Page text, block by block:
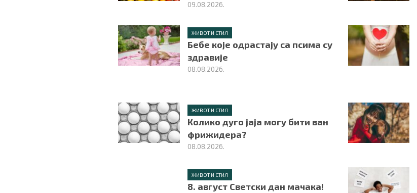
09.08.2026.
ЖИВОТ И СТИЛ
Бебе које одрастају са псима су
здравије
08.08.2026.
ЖИВОТ И СТИЛ
Колико дуго јаја могу бити ван
фрижидера?
08.08.2026.
ЖИВОТ И СТИЛ
8. август Светски дан мачака!